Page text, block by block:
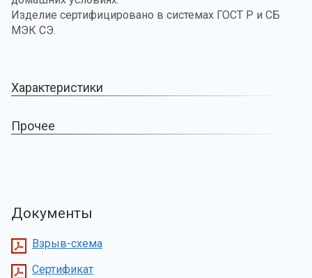
Изделие сертифицировано в системах ГОСТ Р и СБ
МЭК СЭ.
Характеристики
Прочее
Документы
Взрыв-схема
Сертификат